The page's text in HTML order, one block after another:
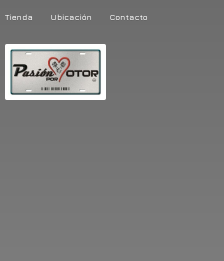
Tienda Ubicación Contacto